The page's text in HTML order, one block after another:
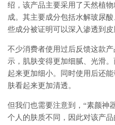
绍，该产品主要采用了天然植
成。其主要成分包括水解玻尿
些成分被证明可以深入渗透到皮
不少消费者使用过后反馈这款
示，肌肤变得更加细腻、光滑
起来更加细小。同时使用后还
肤看起来更加清透。
但我们也需要注意到，“素颜神
个人的肤质不同，因此对该产